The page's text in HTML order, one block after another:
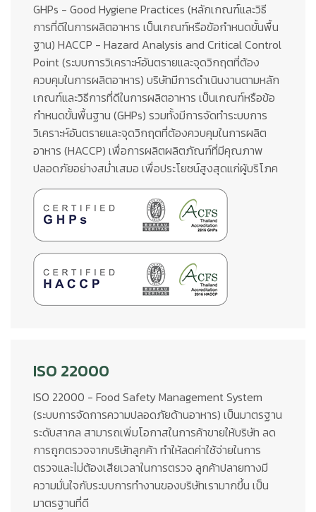
GHPs - Good Hygiene Practices (หลักเกณฑ์และวิธี
การที่ดีในการผลิตอาหาร เป็นเกณฑ์หรือข้อกำหนดขั้นพื้น
ฐาน) HACCP - Hazard Analysis and Critical Control
Point (ระบบการวิเคราะห์อันตรายและจุดวิกฤตที่ต้อง
ควบคุมในการผลิตอาหาร) บริษัทมีการดำเนินงานตามหลัก
เกณฑ์และวิธีการที่ดีในการผลิตอาหาร เป็นเกณฑ์หรือข้อ
กำหนดขั้นพื้นฐาน (GHPs) รวมทั้งมีการจัดทำระบบการ
วิเคราะห์อันตรายและจุดวิกฤตที่ต้องควบคุมในการผลิต
อาหาร (HACCP) เพื่อการผลิตผลิตภัณฑ์ที่มีคุณภาพ
ปลอดภัยอย่างสม่ำเสมอ เพื่อประโยชน์สูงสุดแก่ผู้บริโภค
ISO 22000
ISO 22000 - Food Safety Management System
(ระบบการจัดการความปลอดภัยด้านอาหาร) เป็นมาตรฐาน
ระดับสากล สามารถเพิ่มโอกาสในการค้าขายให้บริษัท ลด
การถูกตรวจจากบริษัทลูกค้า ทำให้ลดค่าใช้จ่ายในการ
ตรวจและไม่ต้องเสียเวลาในการตรวจ ลูกค้าปลายทางมี
ความมั่นใจกับระบบการทำงานของบริษัทเรามากขึ้น เป็น
มาตรฐานที่ดี